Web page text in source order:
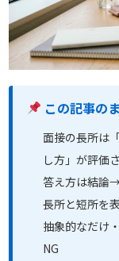
この記事の
面接の長所は
し方」が評価
答え方は結論
長所と短所を
抽象的なだけ
NG